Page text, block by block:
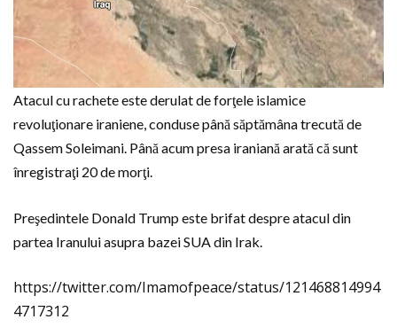
Atacul cu rachete este derulat de forţele islamice
revoluţionare iraniene, conduse până săptămâna trecută de
Qassem Soleimani. Până acum presa iraniană arată că sunt
înregistraţi 20 de morţi.
Preşedintele Donald Trump este brifat despre atacul din
partea Iranului asupra bazei SUA din Irak.
https://twitter.com/Imamofpeace/status/121468814994
4717312